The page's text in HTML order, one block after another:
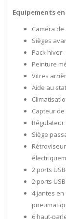
Equipements
Caméra de
Sièges
Pack hiver
Peinture
Vitres
Aide au
Capteur
Régulateur
Siège
2 ports
2 ports
4 jantes en
6 haut-